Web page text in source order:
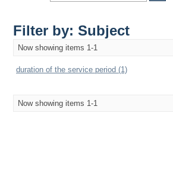
Filter by: Subject
Now showing items 1-1
duration of the service period (1)
Now showing items 1-1